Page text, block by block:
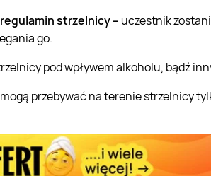
regulamin strzelnicy – uczestnik
go.
pod wpływem alkoholu, bądź
przebywać na terenie strzelnicy